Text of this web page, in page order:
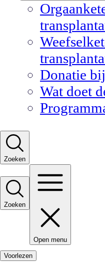
Donatie
Wat doet
Zoeken
Zoeken
Open menu
Voorlezen